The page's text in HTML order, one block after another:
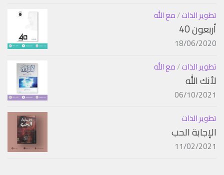
تطوير الذات/مع الله
أربعون 40
18/06/2020
تطوير الذات/مع الله
لأنك الله
06/10/2021
تطوير الذات
الإجابة الحب
11/02/2021